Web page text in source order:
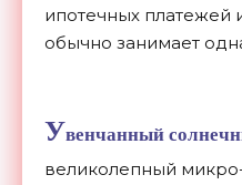
ипотечных платежей
обычно занимает
Увенчанный
великолепный